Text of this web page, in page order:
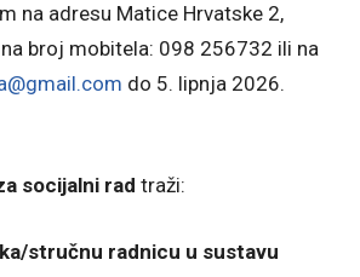
na adresu Matice Hrvatske 2,
broj mobitela: 098 256732 ili na
do 5. lipnja 2026.
socijalni rad traži:
stručnu radnicu u sustavu